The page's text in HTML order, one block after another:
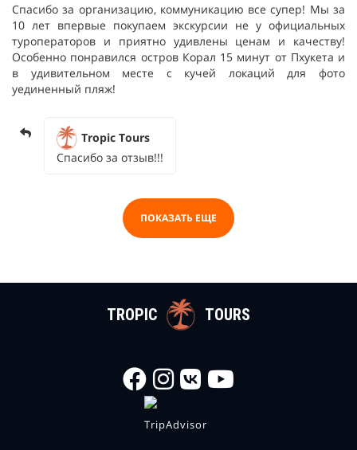
Спасибо за организацию, коммуникацию все супер! Мы за
10 лет впервые покупаем экскурсии не у официальных
туроператоров и приятно удивлены ценам и качеству!
Особенно понравился остров Корал 15 минут от Пхукета и
в удивительном месте с кучей локаций для фото
уединенный пляж!
Tropic Tours
Спасибо за отзыв!!!
ПОКАЗАТЬ ЕЩЕ
TROPIC TOURS